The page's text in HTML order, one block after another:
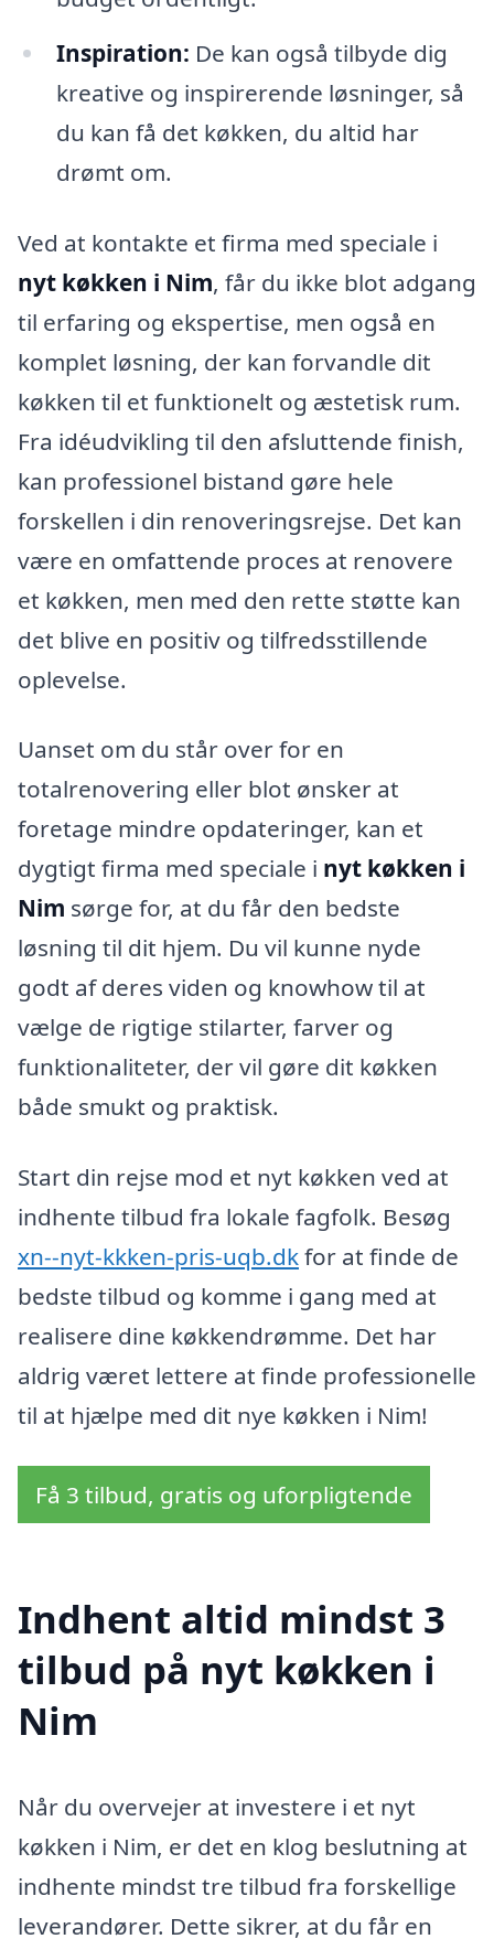
Inspiration: De kan også tilbyde dig
kreative og inspirerende løsninger, så
du kan få det køkken, du altid har
drømt om.
Ved at kontakte et firma med speciale i
nyt køkken i Nim, får du ikke blot adgang
til erfaring og ekspertise, men også en
komplet løsning, der kan forvandle dit
køkken til et funktionelt og æstetisk rum.
Fra idéudvikling til den afsluttende finish,
kan professionel bistand gøre hele
forskellen i din renoveringsrejse. Det kan
være en omfattende proces at renovere
et køkken, men med den rette støtte kan
det blive en positiv og tilfredsstillende
oplevelse.
Uanset om du står over for en
totalrenovering eller blot ønsker at
foretage mindre opdateringer, kan et
dygtigt firma med speciale i nyt køkken i
Nim sørge for, at du får den bedste
løsning til dit hjem. Du vil kunne nyde
godt af deres viden og knowhow til at
vælge de rigtige stilarter, farver og
funktionaliteter, der vil gøre dit køkken
både smukt og praktisk.
Start din rejse mod et nyt køkken ved at
indhente tilbud fra lokale fagfolk. Besøg
xn--nyt-kkken-pris-uqb.dkfor at finde de
bedste tilbud og komme i gang med at
realisere dine køkkendrømme. Det har
aldrig været lettere at finde professionelle
til at hjælpe med dit nye køkken i Nim!
Få 3 tilbud, gratis og uforpligtende
Indhent altid mindst 3
tilbud på nyt køkken i
Nim
Når du overvejer at investere i et nyt
køkken i Nim, er det en klog beslutning at
indhente mindst tre tilbud fra forskellige
leverandører. Dette sikrer, at du får en